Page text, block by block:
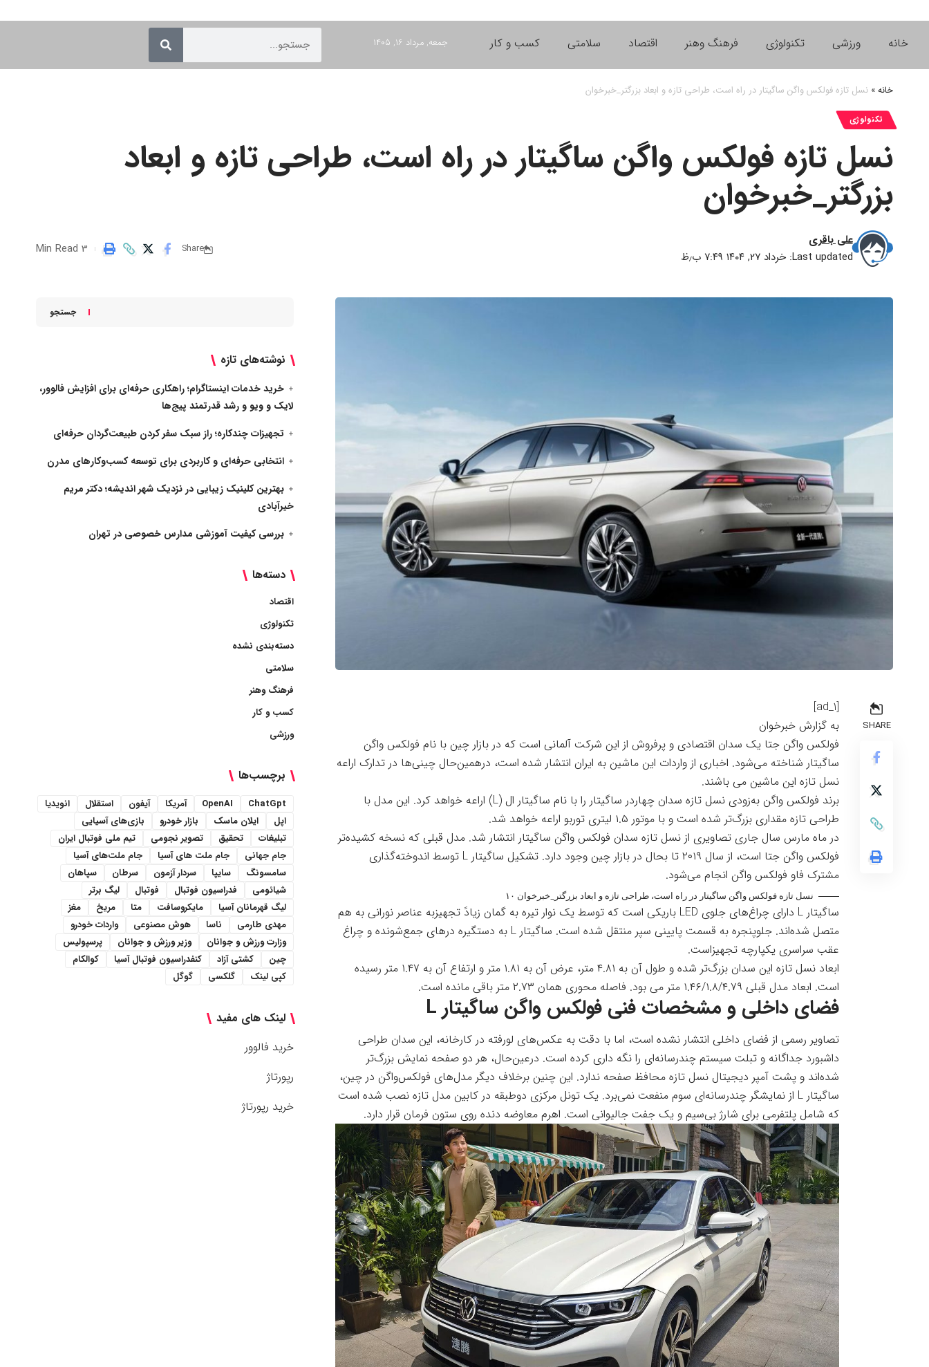
خانه ورزشی تکنولوژی فرهنگ وهنر اقتصاد سلامتی کسب و کار جمعه, مرداد ۱۶, ۱۴۰۵
خانه» نسل تازه فولکس واگن ساگیتار در راه است، طراحی تازه و ابعاد بزرگتر_خبرخوان
تکنولوژی
نسل تازه فولکس واگن ساگیتار در راه است، طراحی تازه و ابعاد
بزرگتر_خبرخوان
Last updated: خرداد ۲۷, ۱۴۰۴ ۷:۴۹ ب٫ظ
علی باقری
Share
3 Min Read
SHARE
[ad_1]
به گزارش خبرخوان
فولکس واگن جتا یک سدان اقتصادی و پرفروش از این شرکت آلمانی است که در بازار چین با نام فولکس واگن
ساگیتار شناخته می‌شود. اخباری از واردات این ماشین به ایران انتشار شده است، درهمین‌حال چینی‌ها در تدارک اراعه
نسل تازه این ماشین می باشند.
برند فولکس واگن به‌زودی نسل تازه سدان چهاردر ساگیتار را با نام ساگیتار ال (L) اراعه خواهد کرد. این مدل با
طراحی تازه مقداری بزرگ‌تر شده است و با موتور ۱.۵ لیتری توربو اراعه خواهد شد.
در ماه مارس سال جاری تصاویری از نسل تازه سدان فولکس واگن ساگیتار انتشار شد. مدل قبلی که نسخه کشیده‌تر
فولکس واگن جتا است، از سال ۲۰۱۹ تا بحال در بازار چین وجود دارد. تشکیل ساگیتار L توسط اندوخته‌گذاری
مشترک فاو فولکس واگن انجام می‌شود.
نسل تازه فولکس واگن ساگیتار در راه است، طراحی تازه و ابعاد بزرگتر_خبرخوان ۱۰
ساگیتار L دارای چراغ‌های جلوی LED باریکی است که توسط یک نوار تیره به گمان زیادً تجهیزبه عناصر نورانی به هم
متصل شده‌اند. جلوپنجره به قسمت پایینی سپر منتقل شده است. ساگیتار L به دستگیره‌ درهای جمع‌شونده و چراغ
عقب سراسری یکپارچه تجهیزاست.
ابعاد نسل تازه این سدان بزرگ‌تر شده و طول آن به ۴.۸۱ متر، عرض آن به ۱.۸۱ متر و ارتفاع آن به ۱.۴۷ متر رسیده
است. ابعاد مدل قبلی ۱.۴۶/۱.۸/۴.۷۹ متر می بود. فاصله محوری همان ۲.۷۳ متر باقی مانده است.
فضای داخلی و مشخصات فنی فولکس واگن ساگیتار L
تصاویر رسمی از فضای داخلی انتشار نشده است، اما با دقت به عکس‌های لورفته در کارخانه، این سدان طراحی
داشبورد جداگانه و تبلت سیستم چندرسانه‌ای را نگه داری کرده است. درعین‌حال، هر دو صفحه نمایش بزرگ‌تر
شده‌اند و پشت آمپر دیجیتال نسل تازه محافظ صفحه ندارد. این چنین برخلاف دیگر مدل‌های فولکس‌واگن در چین،
ساگیتار L از نمایشگر چندرسانه‌ای سوم منفعت نمی‌برد. یک تونل مرکزی دوطبقه در کابین مدل تازه نصب شده است
که شامل پلتفرمی برای شارژ بی‌سیم و یک جفت جالیوانی است. اهرم معاوضه دنده روی ستون فرمان قرار دارد.
جستجو
نوشته‌های تازه
خرید خدمات اینستاگرام؛ راهکاری حرفه‌ای برای افزایش فالوور،
لایک و ویو و رشد قدرتمند پیج‌ها
تجهیزات چندکاره؛ راز سبک سفر کردن طبیعت‌گردان حرفه‌ای
انتخابی حرفه‌ای و کاربردی برای توسعه کسب‌وکارهای مدرن
بهترین کلینیک زیبایی در نزدیک شهر اندیشه؛ دکتر مریم
خیرآبادی
بررسی کیفیت آموزشی مدارس خصوصی در تهران
دسته‌ها
اقتصاد
تکنولوژی
دسته‌بندی نشده
سلامتی
فرهنگ وهنر
کسب و کار
ورزشی
برچسب‌ها
ChatGpt
OpenAI آمریکا آیفون استقلال
انویدیا
اپل
ایلان ماسک بازار خودرو
بازی‌های آسیایی
تبلیغات
تحقیق تصویر نجومی
تیم ملی فوتبال ایران
جام جهانی
جام ملت های آسیا
جام ملت‌های آسیا
سامسونگ
سایپا سردار آزمون سرطان
سپاهان
شیائومی
فدراسیون فوتبال فوتبال
لیگ برتر
لیگ قهرمانان آسیا
مایکروسافت متا مریخ
مغز
مهدی طارمی
ناسا هوش مصنوعی
واردات خودرو
وزارت ورزش و جوانان
وزیر ورزش و جوانان
پرسپولیس
چین
کشتی آزاد کنفدراسیون فوتبال آسیا
کوالکام
کپی لینک
گلکسی گوگل
لینک های مفید
خرید فالوور
رپورتاژ
خرید رپورتاژ